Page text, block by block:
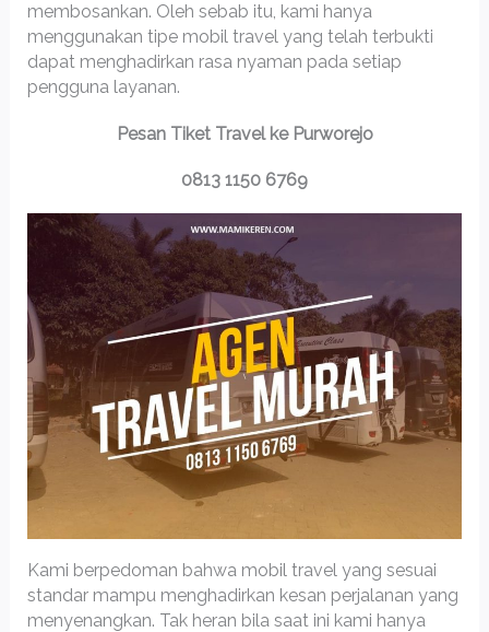
membosankan. Oleh sebab itu, kami hanya
menggunakan tipe mobil travel yang telah terbukti
dapat menghadirkan rasa nyaman pada setiap
pengguna layanan.
Pesan Tiket Travel ke Purworejo
0813 1150 6769
Kami berpedoman bahwa mobil travel yang sesuai
standar mampu menghadirkan kesan perjalanan yang
menyenangkan. Tak heran bila saat ini kami hanya